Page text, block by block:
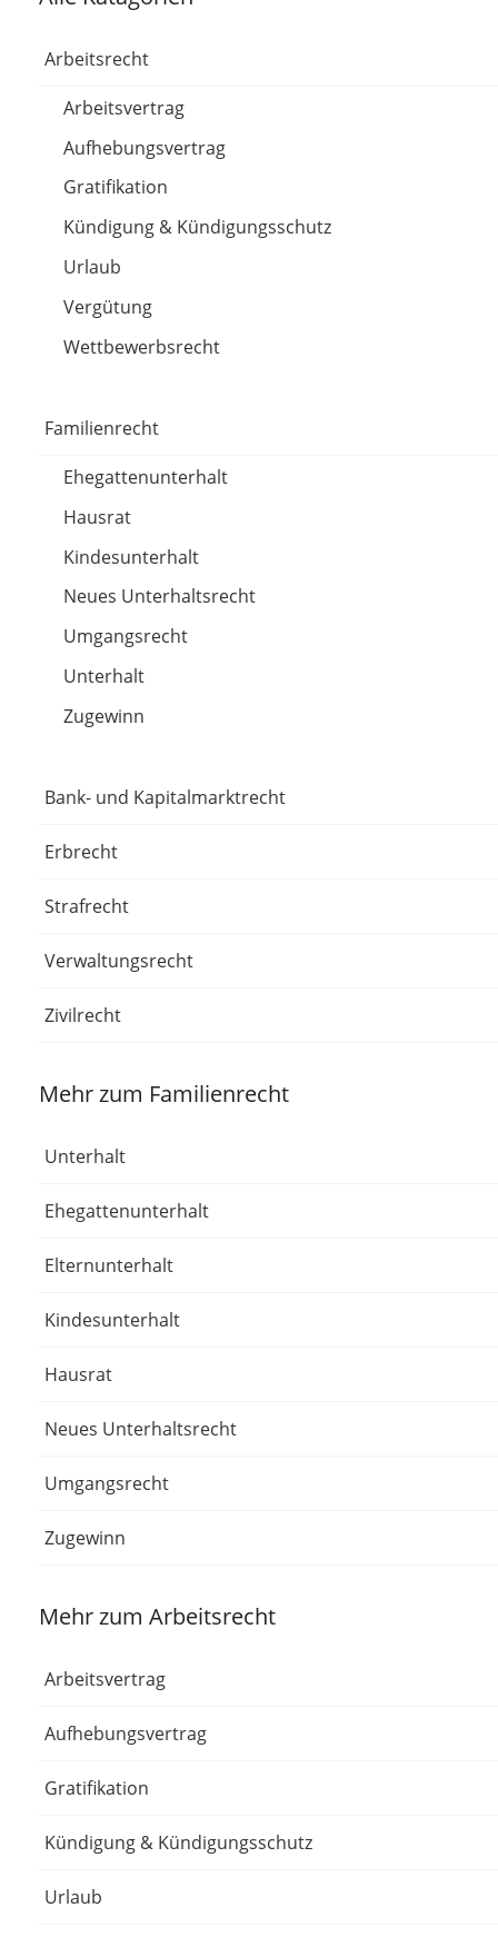
Arbeitsrecht
Arbeitsvertrag
Aufhebungsvertrag
Gratifikation
Kündigung & Kündigungsschutz
Urlaub
Vergütung
Wettbewerbsrecht
Familienrecht
Ehegattenunterhalt
Hausrat
Kindesunterhalt
Neues Unterhaltsrecht
Umgangsrecht
Unterhalt
Zugewinn
Bank- und Kapitalmarktrecht
Erbrecht
Strafrecht
Verwaltungsrecht
Zivilrecht
Mehr zum Familienrecht
Unterhalt
Ehegattenunterhalt
Elternunterhalt
Kindesunterhalt
Hausrat
Neues Unterhaltsrecht
Umgangsrecht
Zugewinn
Mehr zum Arbeitsrecht
Arbeitsvertrag
Aufhebungsvertrag
Gratifikation
Kündigung & Kündigungsschutz
Urlaub